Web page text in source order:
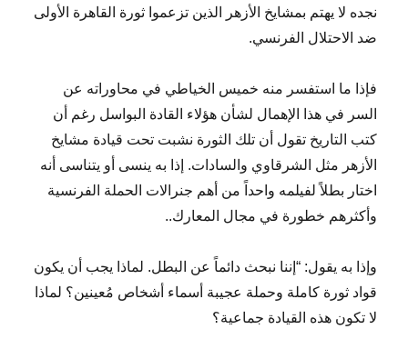
نجده لا يهتم بمشايخ الأزهر الذين تزعموا ثورة القاهرة الأولى
ضد الاحتلال الفرنسي.
فإذا ما استفسر منه خميس الخياطي في محاوراته عن
السر في هذا الإهمال لشأن هؤلاء القادة البواسل رغم أن
كتب التاريخ تقول أن تلك الثورة نشبت تحت قيادة مشايخ
الأزهر مثل الشرقاوي والسادات. إذا به ينسى أو يتناسى أنه
اختار بطلاً لفيلمه واحداً من أهم جنرالات الحملة الفرنسية
وأكثرهم خطورة في مجال المعارك..
وإذا به يقول: “إننا نبحث دائماً عن البطل. لماذا يجب أن يكون
قواد ثورة كاملة وحملة عجيبة أسماء أشخاص مُعينين؟ لماذا
لا تكون هذه القيادة جماعية؟